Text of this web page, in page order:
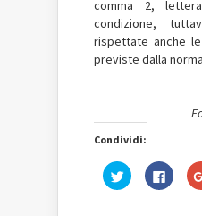
comma 2,
condizione,
rispettate anche
previste dalla
Condividi:
Fai
clic
Fai
clic